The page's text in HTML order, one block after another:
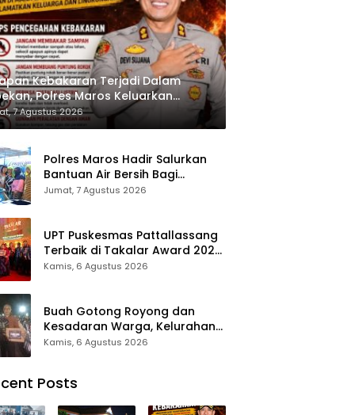
Kebakaran Terjadi Dalam
Polres Maros Keluarkan
kepada Masyarakat
7 Agustus 2026
Polres Maros Hadir Salurkan
Bantuan Air Bersih Bagi
Masyarakat Terdampak Krisis
Jumat, 7 Agustus 2026
UPT Puskesmas Pattallassang
Terbaik di Takalar Award 2026,
Bukti Komitmen Hadirkan
Kamis, 6 Agustus 2026
Buah Gotong Royong dan
Kesadaran Warga, Kelurahan
Patte’ne Menjadi Bintang
Kamis, 6 Agustus 2026
Posts